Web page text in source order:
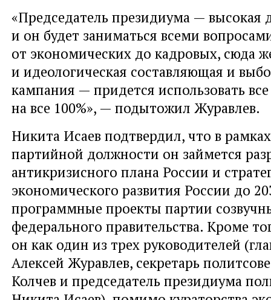
«Председатель президиума — высокая
и он будет заниматься всеми
от экономических до кадровых, сюда
и идеологическая составляющая и
кампания — придется использовать
на все 100%», — подытожил Журавлев.
Никита Исаев подтвердил, что в
партийной должности он займется
антикризисного плана России и
экономического развития России до
программные проекты партии
федерального правительства. Кроме
он как один из трех руководителей
Алексей Журавлев, секретарь
Колчев и председатель президиума